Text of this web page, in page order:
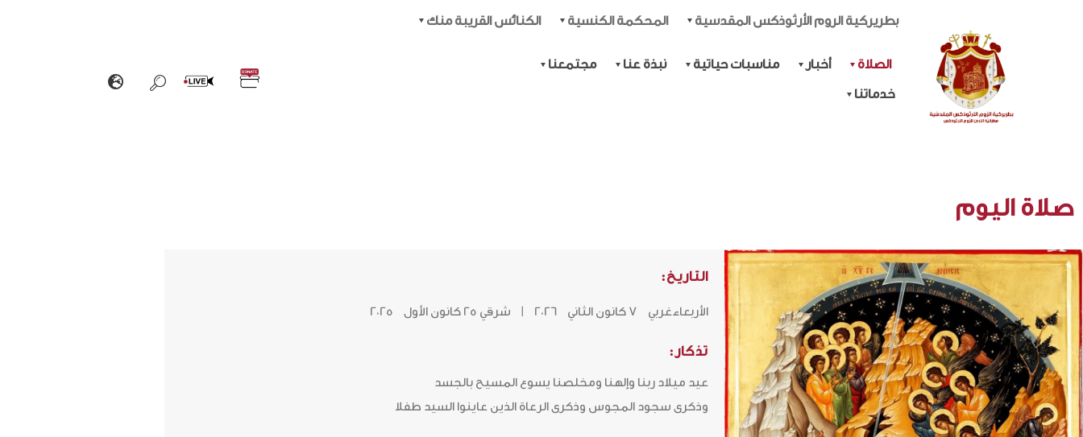
بطريركية الروم الأرثوذكس المقدسية المحكمة الكنسية الكنائس القريبة منك
الصلاة أخبار مناسبات حياتية نبذة عنا مجتمعنا
خدماتنا
صلاة اليوم
التاريخ:
الأربعاءغربي 7 كانون الثاني 2026 | شرقي 25 كانون الأول 2025
تذكار:
عيد ميلاد ربنا وإلهنا ومخلصنا يسوع المسيح بالجسد
وذكرى سجود المجوس وذكرى الرعاة الذين عاينوا السيد طفلا